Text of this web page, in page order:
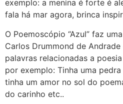
exemplo: a menina é forte é
fala há mar agora, brinca
O Poemoscópio “Azul” faz
Carlos Drummond de
palavras relacionadas a
por exemplo: Tinha uma
tinha um amor no sol do
do carinho etc..